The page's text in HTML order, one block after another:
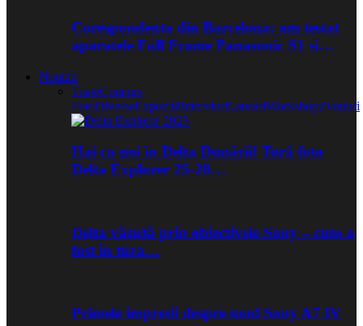
Corespondenta din Barcelona: am testat
aparatele Full Frame Panasonic S1 si…
Noutati
ToateConcurs
FotoDiverseExpozitiiInterviuriLansariWorkshopZvonuri
Hai cu noi în Delta Dunării! Tură foto
Delta Explorer 25-28…
Delta văzută prin obiectivele Sony – cum a
fost în tura…
Primele impresii despre noul Sony A7 IV